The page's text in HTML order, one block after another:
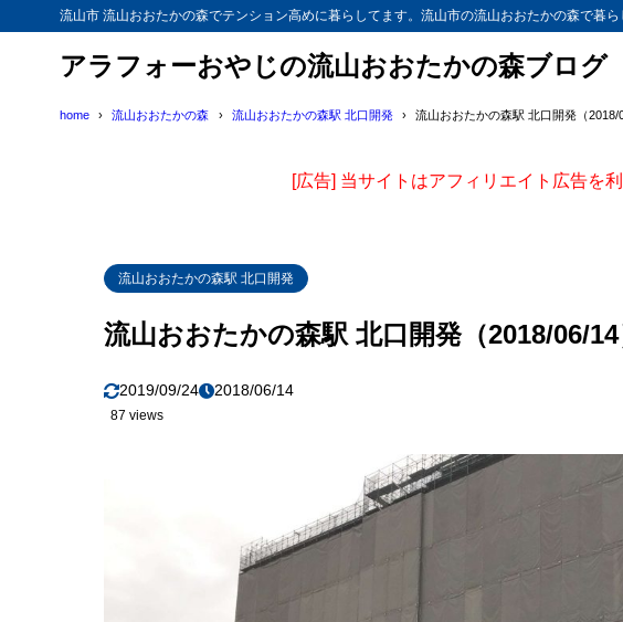
流山市 流山おおたかの森でテンション高めに暮らしてます。流山市の流山おおたかの森で暮
アラフォーおやじの流山おおたかの森ブログ
home 流山おおたかの森 流山おおたかの森駅 北口開発 流山おおたかの森駅 北口開発（2018/
[広告] 当サイトはアフィリエイト広告を
流山おおたかの森駅 北口開発
流山おおたかの森駅 北口開発（2018/06/14
2019/09/24 2018/06/14
87 views